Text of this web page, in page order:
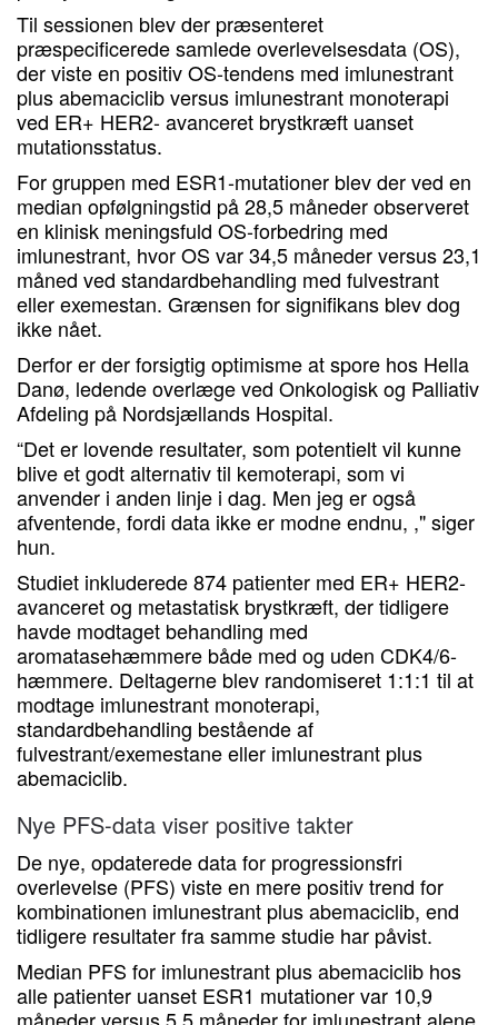
Til sessionen blev der præsenteret
præspecificerede samlede overlevelsesdata (OS),
der viste en positiv OS-tendens med imlunestrant
plus abemaciclib versus imlunestrant monoterapi
ved ER+ HER2- avanceret brystkræft uanset
mutationsstatus.
For gruppen med ESR1-mutationer blev der ved en
median opfølgningstid på 28,5 måneder observeret
en klinisk meningsfuld OS-forbedring med
imlunestrant, hvor OS var 34,5 måneder versus 23,1
måned ved standardbehandling med fulvestrant
eller exemestan. Grænsen for signifikans blev dog
ikke nået.
Derfor er der forsigtig optimisme at spore hos Hella
Danø, ledende overlæge ved Onkologisk og Palliativ
Afdeling på Nordsjællands Hospital.
“Det er lovende resultater, som potentielt vil kunne
blive et godt alternativ til kemoterapi, som vi
anvender i anden linje i dag. Men jeg er også
afventende, fordi data ikke er modne endnu, ," siger
hun.
Studiet inkluderede 874 patienter med ER+ HER2-
avanceret og metastatisk brystkræft, der tidligere
havde modtaget behandling med
aromatasehæmmere både med og uden CDK4/6-
hæmmere. Deltagerne blev randomiseret 1:1:1 til at
modtage imlunestrant monoterapi,
standardbehandling bestående af
fulvestrant/exemestane eller imlunestrant plus
abemaciclib.
Nye PFS-data viser positive takter
De nye, opdaterede data for progressionsfri
overlevelse (PFS) viste en mere positiv trend for
kombinationen imlunestrant plus abemaciclib, end
tidligere resultater fra samme studie har påvist.
Median PFS for imlunestrant plus abemaciclib hos
alle patienter uanset ESR1 mutationer var 10,9